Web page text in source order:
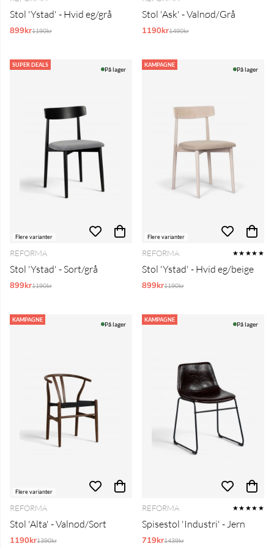
Stol 'Ystad' - Hvid eg/grå
899krNormalpris:
1190kr
Stol 'Ask' - Valnød/Grå
1190krNormalpris:
1490kr
SUPER DEALS
Flere varianter
På lager
REFORMA
Stol 'Ystad' - Sort/grå
899krNormalpris:
1190kr
KAMPAGNE
Flere varianter
På lager
REFORMA ★★★★★
Stol 'Ystad' - Hvid eg/beige
899krNormalpris:
1190kr
KAMPAGNE
Flere varianter
På lager
REFORMA
Stol 'Alta' - Valnød/Sort
1190krNormalpris:
1390kr
KAMPAGNE
På lager
REFORMA ★★★★★
Spisestol 'Industri' - Jern
719krNormalpris:
1439kr